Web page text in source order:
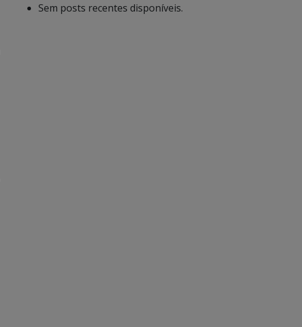
Sem posts recentes disponíveis.